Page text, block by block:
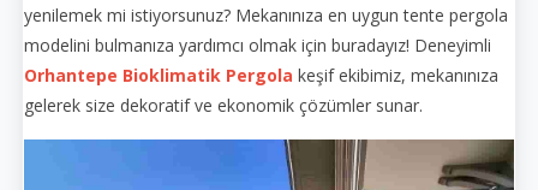
yenilemek mi istiyorsunuz? Mekanınıza en uygun tente pergola
modelini bulmanıza yardımcı olmak için buradayız! Deneyimli
Orhantepe Bioklimatik Pergola keşif ekibimiz, mekanınıza
gelerek size dekoratif ve ekonomik çözümler sunar.